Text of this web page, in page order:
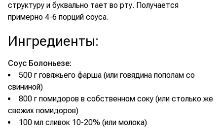
структуру и буквально тает во рту. Получается
примерно 4-6 порций соуса.
Ингредиенты:
Соус Болоньезе:
500 г говяжьего фарша (или говядина пополам со
свининой)
800 г помидоров в собственном соку (или столько же
свежих помидоров)
100 мл сливок 10-20% (или молока)